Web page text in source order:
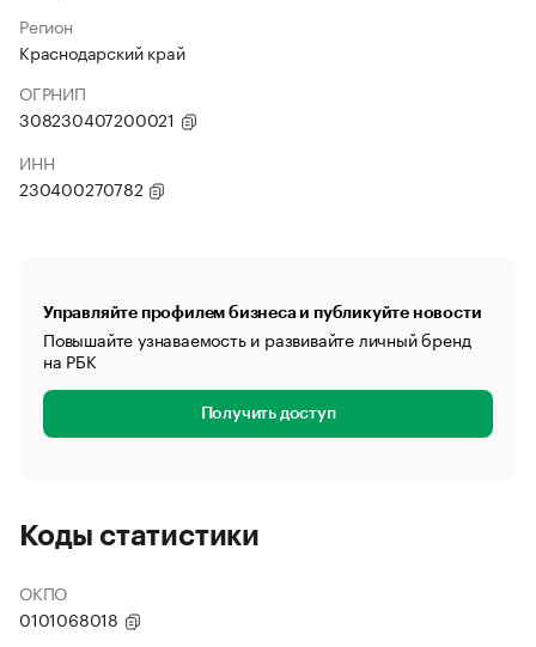
Регион
Краснодарский край
ОГРНИП
308230407200021
ИНН
230400270782
Управляйте профилем бизнеса и публикуйте новости
Повышайте узнаваемость и развивайте личный бренд
на РБК
Получить доступ
Коды статистики
ОКПО
0101068018